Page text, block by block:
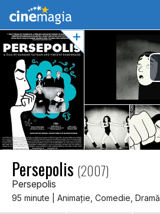
Persepolis (2007)
Persepolis
95 minute | Animaţie, Comedie, Dramă